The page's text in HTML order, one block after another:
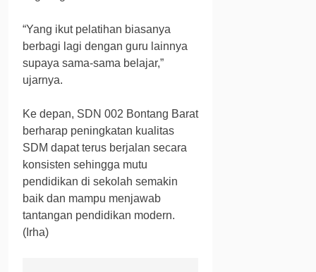
“Yang ikut pelatihan biasanya
berbagi lagi dengan guru lainnya
supaya sama-sama belajar,”
ujarnya.
Ke depan, SDN 002 Bontang Barat
berharap peningkatan kualitas
SDM dapat terus berjalan secara
konsisten sehingga mutu
pendidikan di sekolah semakin
baik dan mampu menjawab
tantangan pendidikan modern.
(Irha)